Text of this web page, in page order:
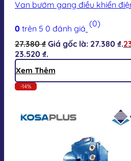
Van bướm gang điều khiển
0 trên 5 0 đánh giá (0)
27.380₫ Giá gốc là: 27.380 ₫.
23.520 ₫.
Xem Thêm
-14%